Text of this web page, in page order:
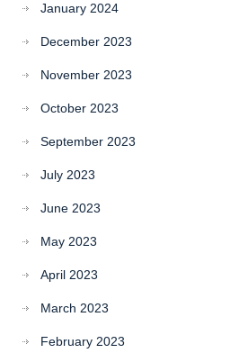
January 2024
December 2023
November 2023
October 2023
September 2023
July 2023
June 2023
May 2023
April 2023
March 2023
February 2023